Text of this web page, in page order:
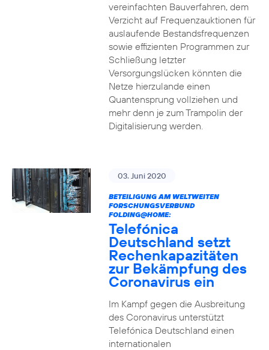
vereinfachten Bauverfahren, dem
Verzicht auf Frequenzauktionen für
auslaufende Bestandsfrequenzen
sowie effizienten Programmen zur
Schließung letzter
Versorgungslücken könnten die
Netze hierzulande einen
Quantensprung vollziehen und
mehr denn je zum Trampolin der
Digitalisierung werden.
03. Juni 2020
BETEILIGUNG AM WELTWEITEN
FORSCHUNGSVERBUND
FOLDING@HOME:
Telefónica
Deutschland setzt
Rechenkapazitäten
zur Bekämpfung des
Coronavirus ein
Im Kampf gegen die Ausbreitung
des Coronavirus unterstützt
Telefónica Deutschland einen
internationalen